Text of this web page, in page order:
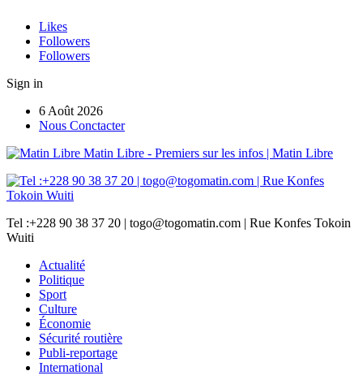
Likes
Followers
Followers
Sign in
6 Août 2026
Nous Conctacter
Matin Libre - Premiers sur les infos | Matin Libre
Tel :+228 90 38 37 20 | togo@togomatin.com | Rue Konfes Tokoin
Wuiti
Actualité
Politique
Sport
Culture
Économie
Sécurité routière
Publi-reportage
International